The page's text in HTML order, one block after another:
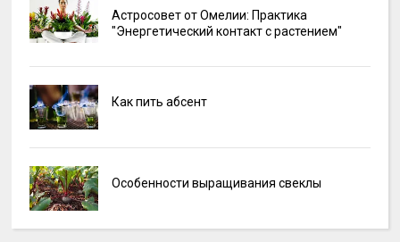
Астросовет от Омелии: Практика
"Энергетический контакт с растением"
Как пить абсент
Особенности выращивания свеклы